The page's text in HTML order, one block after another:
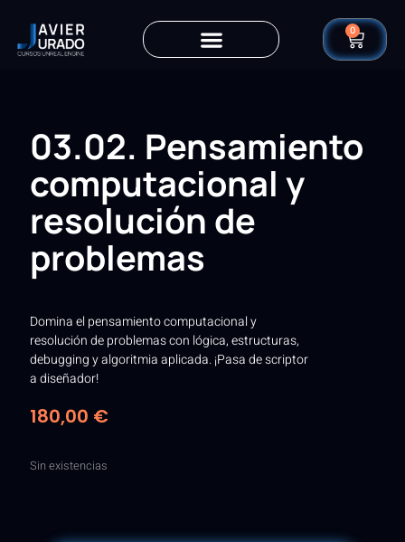
0
03.02. Pensamiento
computacional y
resolución de
problemas
Domina el pensamiento computacional y
resolución de problemas con lógica, estructuras,
debugging y algoritmia aplicada. ¡Pasa de scriptor
a diseñador!
180,00 €
Sin existencias